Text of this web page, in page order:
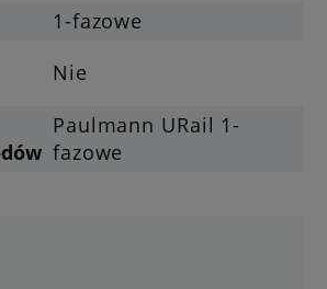
1-fazowe
Nie
Paulmann URail 1-
fazowe